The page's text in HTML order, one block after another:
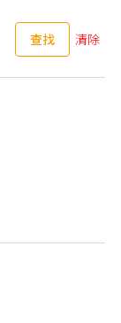
查找 清除